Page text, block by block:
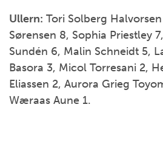
Ullern: Tori Solberg
Sørensen 8, Sophia Priestley
Sundén 6, Malin Schneidt 5,
Basora 3, Micol Torresani 2,
Eliassen 2, Aurora Grieg
Wæraas Aune 1.